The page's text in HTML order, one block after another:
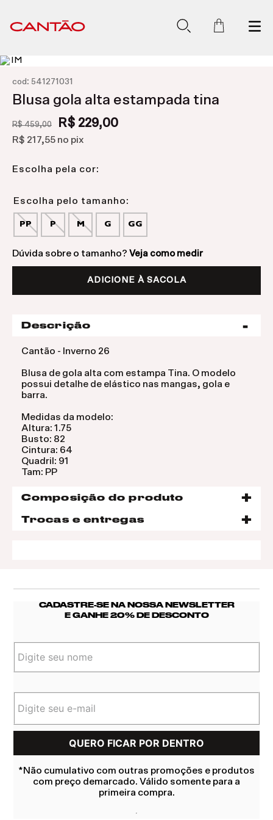
cod : 541271031
Blusa gola alta estampada tina
R$ 459,00 R$ 229,00
R$ 217,55 no pix
Escolha pela cor:
PP P M G GG
Dúvida sobre o tamanho? Veja como medir
ADICIONE À SACOLA
Descrição
Cantão - Inverno 26
Blusa de gola alta com estampa Tina. O modelo
possui detalhe de elástico nas mangas, gola e
barra.
Medidas da modelo:
Altura: 1.75
Busto: 82
Cintura: 64
Quadril: 91
Tam: PP
Composição do produto
Trocas e entregas
CADASTRE-SE NA NOSSA NEWSLETTER
E GANHE 20% DE DESCONTO
*Não cumulativo com outras promoções e produtos
com preço demarcado. Válido somente para a
primeira compra.